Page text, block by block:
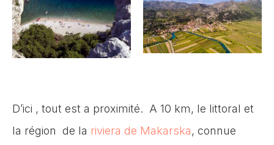
D’ici , tout est a proximité. A 10 km, le littoral et
la région de la riviera de Makarska, connue